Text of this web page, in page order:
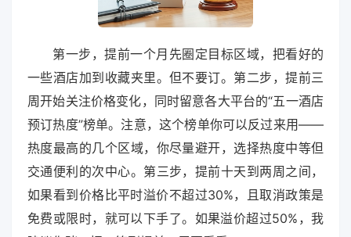
第一步，提前一个月先圈定目标区域，把看好的
一些酒店加到收藏夹里。但不要订。第二步，提前三
周开始关注价格变化，同时留意各大平台的“五一酒店
预订热度”榜单。注意，这个榜单你可以反过来用——
热度最高的几个区域，你尽量避开，选择热度中等但
交通便利的次中心。第三步，提前十天到两周之间，
如果看到价格比平时溢价不超过30%，且取消政策是
免费或限时，就可以下手了。如果溢价超过50%，我